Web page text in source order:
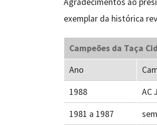
exemplar da histórica
Campeões da Taça
Ano
1988
AC
1981 a 1987